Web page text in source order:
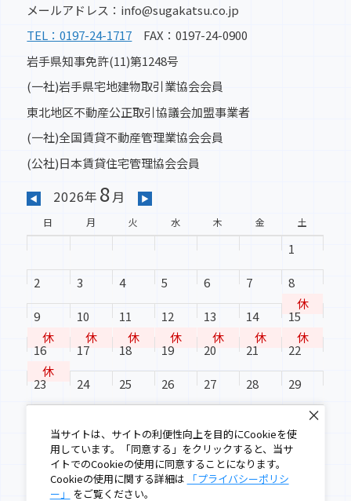
メールアドレス：info@sugakatsu.co.jp
TEL：0197-24-1717 FAX：0197-24-0900
岩手県知事免許(11)第1248号
(一社)岩手県宅地建物取引業協会会員
東北地区不動産公正取引協議会加盟事業者
(一社)全国賃貸不動産管理業協会会員
(公社)日本賃貸住宅管理協会会員
◀ 2026年 8月 ▶
日 月 火 水 木 金 土
1
2 3 4 5 6 7
8
休
9
休
10
休
11
休
12
休
13
休
14
休
15
休
16
休
17 18 19 20 21 22
23 24 25 26 27 28 29
当サイトは、サイトの利便性向上を目的にCookieを使
用しています。「同意する」をクリックすると、当サ
イトでのCookieの使用に同意することになります。
Cookieの使用に関する詳細は
「プライバシーポリシ
ー」
をご覧ください。